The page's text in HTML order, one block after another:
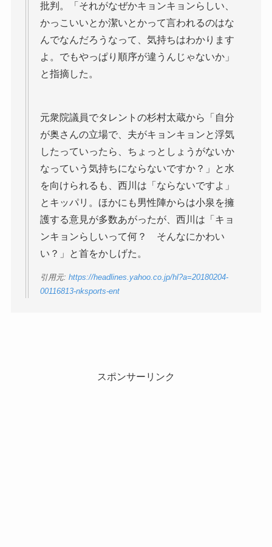
批判。「それがなぜかキョンキョンらしい、
かっこいいとか潔いとかって言われるのはな
んでなんだろうなって、気持ちはわかります
よ。でもやっぱり順序が違うんじゃないか」
と指摘した。
元衆院議員でタレントの杉村太蔵から「自分
が奥さんの立場で、夫がキョンキョンと浮気
したっていったら、ちょっとしょうがないか
なっていう気持ちにならないですか？」と水
を向けられるも、西川は「ならないですよ」
とキッパリ。ほかにも男性陣からは小泉を擁
護する意見が多数あがったが、西川は「キョ
ンキョンらしいって何？ そんなにかわい
い？」と首をかしげた。
引用元: https://headlines.yahoo.co.jp/hl?a=20180204-
00116813-nksports-ent
スポンサーリンク